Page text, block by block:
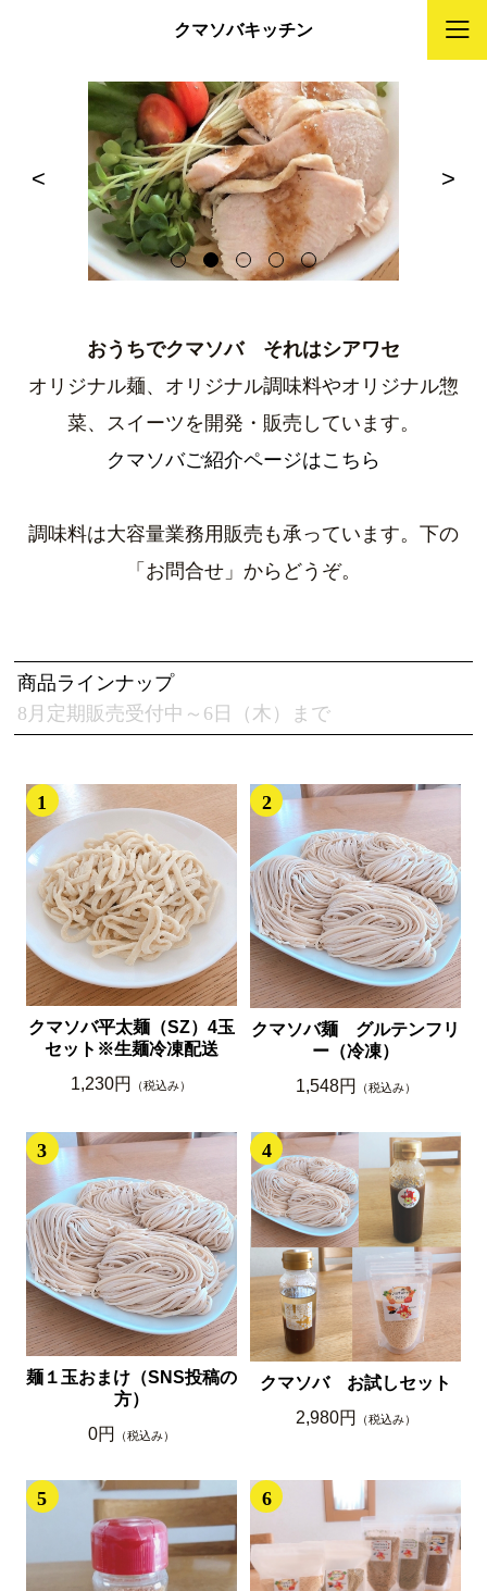
クマソバキッチン
>
<
おうちでクマソバ それはシアワセ
オリジナル麺、オリジナル調味料やオリジナル惣
菜、スイーツを開発・販売しています。
クマソバご紹介ページはこちら
調味料は大容量業務用販売も承っています。下の
「お問合せ」からどうぞ。
8月定期販売受付中～6日（木）まで
商品ラインナップ
1
クマソバ平太麺（SZ）4玉
セット※生麺冷凍配送
1,230円
（税込み）
2
クマソバ麺 グルテンフリ
ー（冷凍）
1,548円
（税込み）
3
麺１玉おまけ（SNS投稿の
方）
0円
（税込み）
4
クマソバ お試しセット
2,980円
（税込み）
5 6